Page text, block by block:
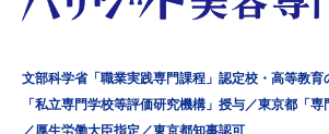
文部科学省「職業実践専門課程」認定校・高等教育
「私立専門学校等評価研究機構」授与／東京都「
／厚生労働大臣指定／東京都知事認可